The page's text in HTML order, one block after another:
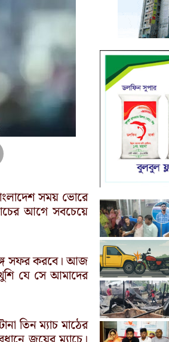
সময় ভোরে
আগে সবচেয়ে
সফর করবে। আজ
যে সে আমাদের
তিন ম্যাচ মাঠের